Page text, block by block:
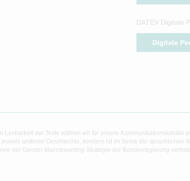
DATEV Digitale
Digitale
der Texte wählen wir für unsere Kommunikationskanäle
anderen Geschlechts, sondern ist im Sinne der sprachlichen
der Gender Mainstreaming-Strategie der Bundesregierung